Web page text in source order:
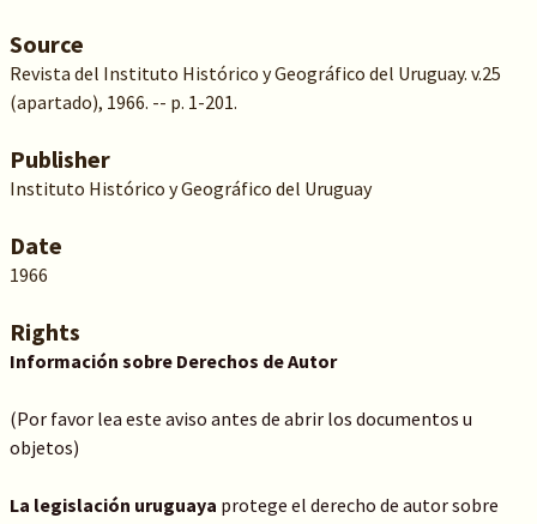
Source
Revista del Instituto Histórico y Geográfico del Uruguay. v.25
(apartado), 1966. -- p. 1-201.
Publisher
Instituto Histórico y Geográfico del Uruguay
Date
1966
Rights
Información sobre Derechos de Autor
(Por favor lea este aviso antes de abrir los documentos u
objetos)
La legislación uruguaya protege el derecho de autor sobre